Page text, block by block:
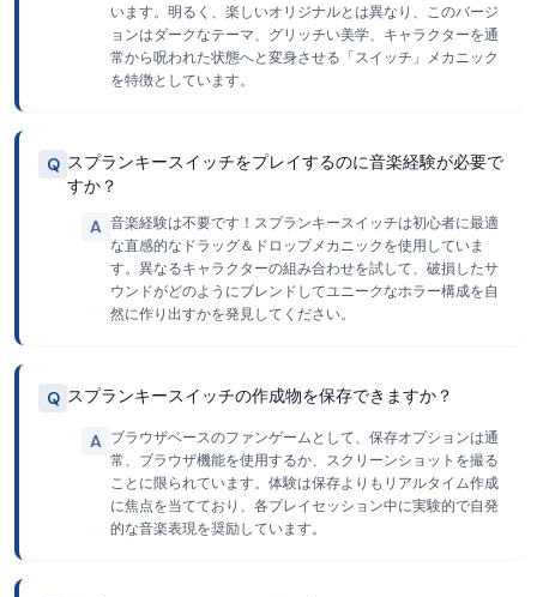
います。明るく、楽しいオリジナルとは異なり、このバージ
ョンはダークなテーマ、グリッチい美学、キャラクターを通
常から呪われた状態へと変身させる「スイッチ」メカニック
を特徴としています。
Q スプランキースイッチをプレイするのに音楽経験が必要で
すか？
A 音楽経験は不要です！スプランキースイッチは初心者に最適
な直感的なドラッグ＆ドロップメカニックを使用していま
す。異なるキャラクターの組み合わせを試して、破損したサ
ウンドがどのようにブレンドしてユニークなホラー構成を自
然に作り出すかを発見してください。
Q スプランキースイッチの作成物を保存できますか？
A ブラウザベースのファンゲームとして、保存オプションは通
常、ブラウザ機能を使用するか、スクリーンショットを撮る
ことに限られています。体験は保存よりもリアルタイム作成
に焦点を当てており、各プレイセッション中に実験的で自発
的な音楽表現を奨励しています。